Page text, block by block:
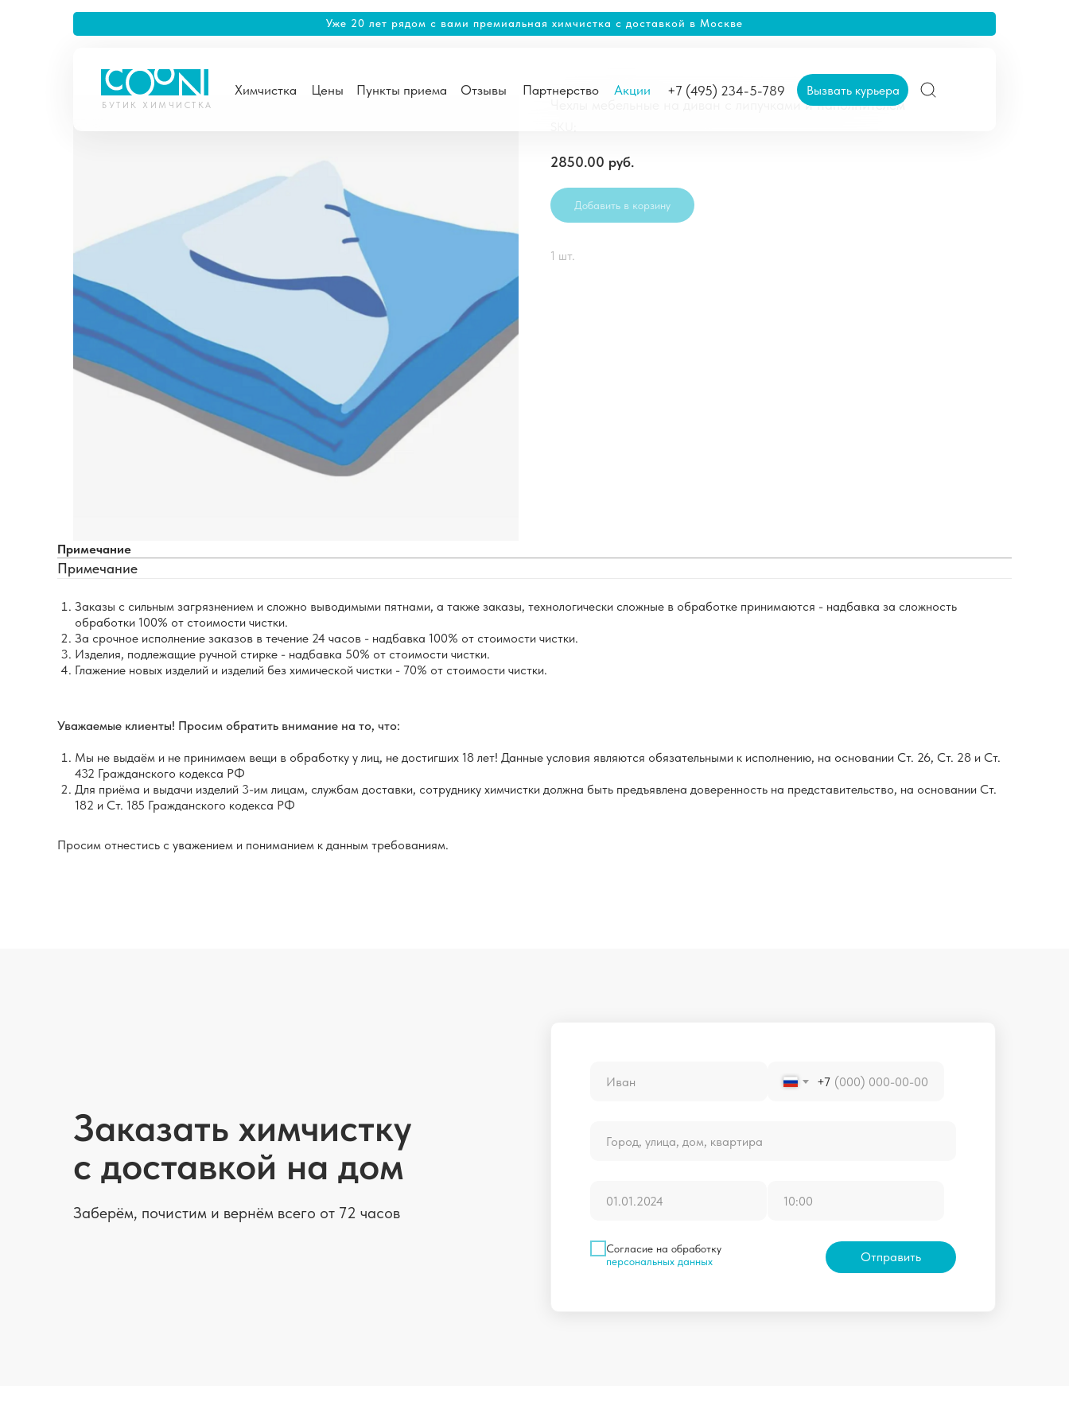
Цены Пункты приема Отзывы Партнерство Акции Вызвать курьера
+7 (495) 234-5-789
БУТИК ХИМЧИСТКА
Уже 20 лет рядом с вами премиальная химчистка с доставкой в Москве
Химчистка
Чехлы мебельные на диван с липучками и наполнителем
2850.00 руб.
Добавить в корзину
1 шт.
Примечание
Примечание
Заказы с сильным загрязнением и сложно выводимыми пятнами, а также заказы, технологически сложные в обработке принимаются - надбавка за сложность
обработки 100% от стоимости чистки.
За срочное исполнение заказов в течение 24 часов - надбавка 100% от стоимости чистки.
Изделия, подлежащие ручной стирке - надбавка 50% от стоимости чистки.
Глажение новых изделий и изделий без химической чистки - 70% от стоимости чистки.
Уважаемые клиенты! Просим обратить внимание на то, что:
Мы не выдаём и не принимаем вещи в обработку у лиц, не достигших 18 лет! Данные условия являются обязательными к исполнению, на основании Ст. 26, Ст. 28 и Ст.
432 Гражданского кодекса РФ
Для приёма и выдачи изделий 3-им лицам, службам доставки, сотруднику химчистки должна быть предъявлена доверенность на представительство, на основании Ст.
182 и Ст. 185 Гражданского кодекса РФ
Просим отнестись с уважением и пониманием к данным требованиям.
Заказать химчистку
с доставкой на дом
Заберём, почистим и вернём всего от 72 часов
+7
Согласие на обработку
персональных данных
Отправить